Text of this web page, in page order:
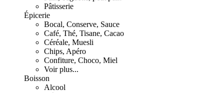
Pâtisserie
Épicerie
Bocal, Conserve, Sauce
Café, Thé, Tisane, Cacao
Céréale, Muesli
Chips, Apéro
Confiture, Choco, Miel
Voir plus...
Boisson
Alcool